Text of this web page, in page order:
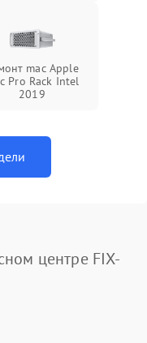
mac Apple
Pro Rack Intel
2019
центре FIX-